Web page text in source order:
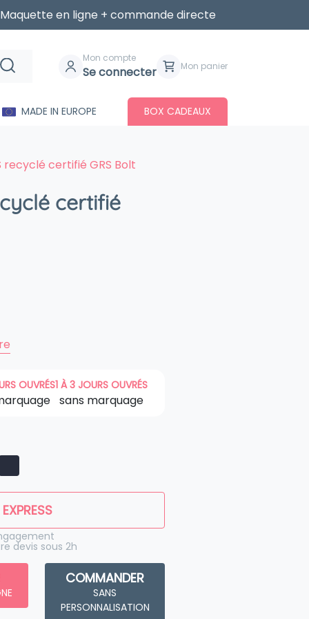
Maquette en ligne + commande directe
Mon compte
Se connecter Mon panier
MADE IN EUROPE BOX CADEAUX
recyclé certifié GRS Bolt
certifié
OUVRÉS1 À 3 JOURS OUVRÉS
sans marquage
devis sous 2h
COMMANDER
SANS
PERSONNALISATION